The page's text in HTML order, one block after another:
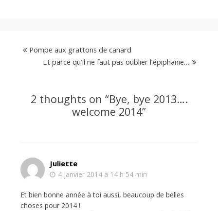
Pompe aux grattons de canard
Et parce qu’il ne faut pas oublier l’épiphanie….
2 thoughts on “Bye, bye 2013….
welcome 2014”
Juliette
4 janvier 2014 à 14 h 54 min
Et bien bonne année à toi aussi, beaucoup de belles
choses pour 2014 !